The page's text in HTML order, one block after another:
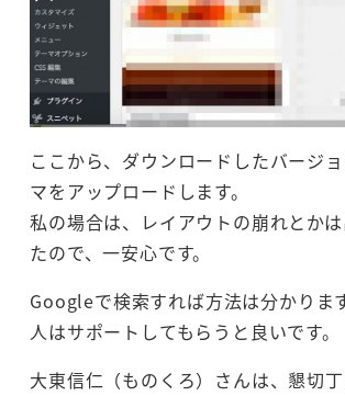
ここから、ダウンロードしたバージ
マをアップロードします。
私の場合は、レイアウトの崩れとか
たので、一安心です。
Googleで検索すれば方法は分かりま
人はサポートしてもらうと良いです。
大東信仁（ものくろ）さんは、懇切